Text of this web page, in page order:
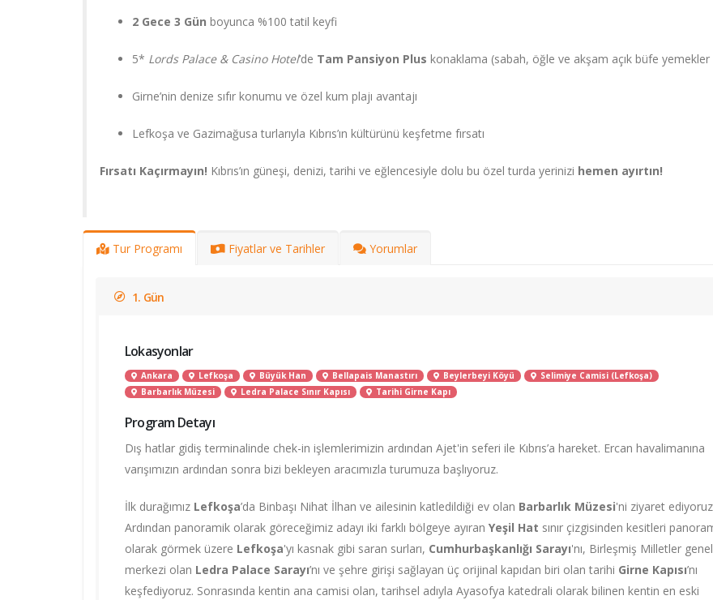
2 Gece 3 Gün boyunca %100 tatil keyfi
5* Lords Palace & Casino Hotel’de Tam Pansiyon Plus konaklama (sabah, öğle ve akşam açık büfe yemekler
Girne’nin denize sıfır konumu ve özel kum plajı avantajı
Lefkoşa ve Gazimağusa turlarıyla Kıbrıs’ın kültürünü keşfetme fırsatı
Fırsatı Kaçırmayın! Kıbrıs’ın güneşi, denizi, tarihi ve eğlencesiyle dolu bu özel turda yerinizi hemen ayırtın!
Tur Programı Fiyatlar ve Tarihler Yorumlar
1. Gün
Lokasyonlar
Ankara Lefkoşa Büyük Han Bellapais Manastırı Beylerbeyi Köyü
Selimiye Camisi (Lefkoşa)
Barbarlık Müzesi
Ledra Palace Sınır Kapısı Tarihi Girne Kapı
Program Detayı
Dış hatlar gidiş terminalinde chek-in işlemlerimizin ardından Ajet'in seferi ile Kıbrıs’a hareket. Ercan havalimanına
varışımızın ardından sonra bizi bekleyen aracımızla turumuza başlıyoruz.
İlk durağımız Lefkoşa’da Binbaşı Nihat İlhan ve ailesinin katledildiği ev olan Barbarlık Müzesi'ni ziyaret
Ardından panoramik olarak göreceğimiz adayı iki farklı bölgeye ayıran Yeşil Hat sınır çizgisinden kesitleri
olarak görmek üzere Lefkoşa'yı kasnak gibi saran surları, Cumhurbaşkanlığı Sarayı'nı, Birleşmiş Milletler genel
merkezi olan Ledra Palace Sarayı’nı ve şehre girişi sağlayan üç orijinal kapıdan biri olan tarihi Girne Kapısı’nı
keşfediyoruz. Sonrasında kentin ana camisi olan, tarihsel adıyla Ayasofya katedrali olarak bilinen kentin en eski